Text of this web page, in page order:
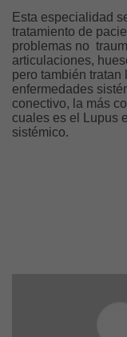
Esta especialidad
tratamiento de
problemas no
articulaciones,
pero también
enfermedades
conectivo, la más
cuales es el Lupus
sistémico.